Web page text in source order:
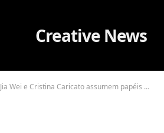
Jia Wei e Cristina Caricato assumem papéis de liderança na Xiaomi na Europa Ocidental